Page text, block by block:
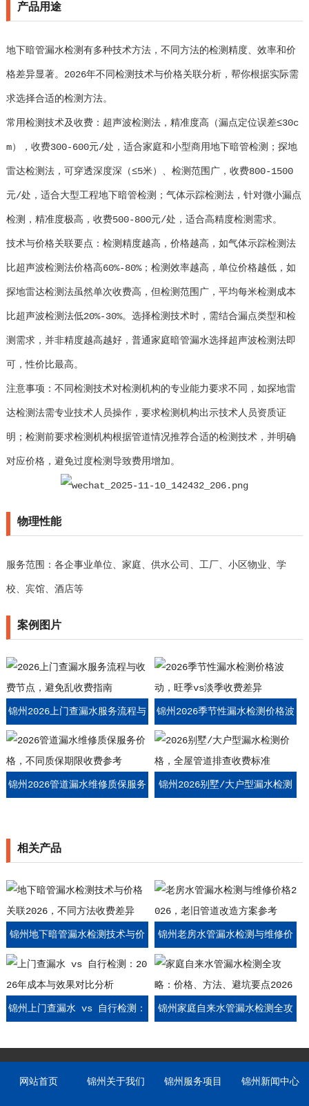
产品用途
地下暗管漏水检测有多种技术方法，不同方法的检测精度、效率和价
格差异显著。2026年不同检测技术与价格关联分析，帮你根据实际需
求选择合适的检测方法。
常用检测技术及收费：超声波检测法，精准度高（漏点定位误差≤30c
m），收费300-600元/处，适合家庭和小型商用地下暗管检测；探地
雷达检测法，可穿透深度深（≤5米）、检测范围广，收费800-1500
元/处，适合大型工程地下暗管检测；气体示踪检测法，针对微小漏点
检测，精准度极高，收费500-800元/处，适合高精度检测需求。
技术与价格关联要点：检测精度越高，价格越高，如气体示踪检测法
比超声波检测法价格高60%-80%；检测效率越高，单位价格越低，如
探地雷达检测法虽然单次收费高，但检测范围广，平均每米检测成本
比超声波检测法低20%-30%。选择检测技术时，需结合漏点类型和检
测需求，并非精度越高越好，普通家庭暗管漏水选择超声波检测法即
可，性价比最高。
注意事项：不同检测技术对检测机构的专业能力要求不同，如探地雷
达检测法需专业技术人员操作，要求检测机构出示技术人员资质证
明；检测前要求检测机构根据管道情况推荐合适的检测技术，并明确
对应价格，避免过度检测导致费用增加。
物理性能
服务范围：各企事业单位、家庭、供水公司、工厂、小区物业、学
校、宾馆、酒店等
案例图片
锦州2026上门查漏水服务流程与
收费节点，避免乱收费指南
锦州2026季节性漏水检测价格波
动，旺季vs淡季收费差异
锦州2026管道漏水维修质保服务 锦州2026别墅/大户型漏水检测
相关产品
锦州地下暗管漏水检测技术与价
格关联2026，不同方法收费差异
锦州老房水管漏水检测与维修价
格2026，老旧管道改造方案参考
锦州上门查漏水 vs 自行检测： 锦州家庭自来水管漏水检测全攻
网站首页 锦州关于我们 锦州服务项目 锦州新闻中心